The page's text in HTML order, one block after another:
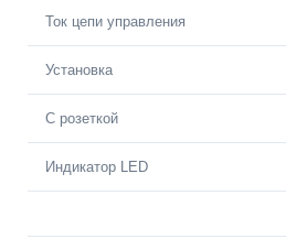
Ток цепи управления
Установка
С розеткой
Индикатор LED